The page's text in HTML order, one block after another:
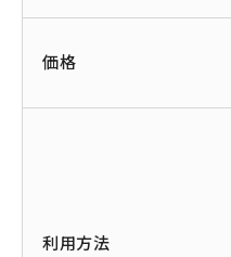
価格
利用方法